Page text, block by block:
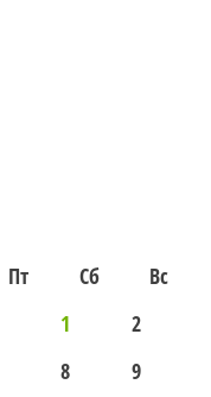
Пт Сб
Вс
1
2
8 9